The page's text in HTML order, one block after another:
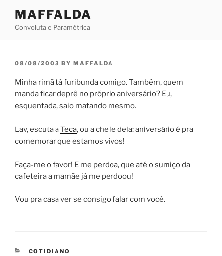
content
MAFFALDA
Convoluta e Paramétrica
POSTED
08/08/2003 BY MAFFALDA
Minha rimã tá furibunda comigo. Também, quem
manda ficar deprê no próprio aniversário? Eu,
esquentada, saio matando mesmo.
Lav, escuta aTeca, ou a chefe dela: aniversário é pra
comemorar que estamos vivos!
Faça-me o favor! E me perdoa, que até o sumiço da
cafeteira a mamãe já me perdoou!
Vou pra casa ver se consigo falar com você.
CATEGORIES
COTIDIANO